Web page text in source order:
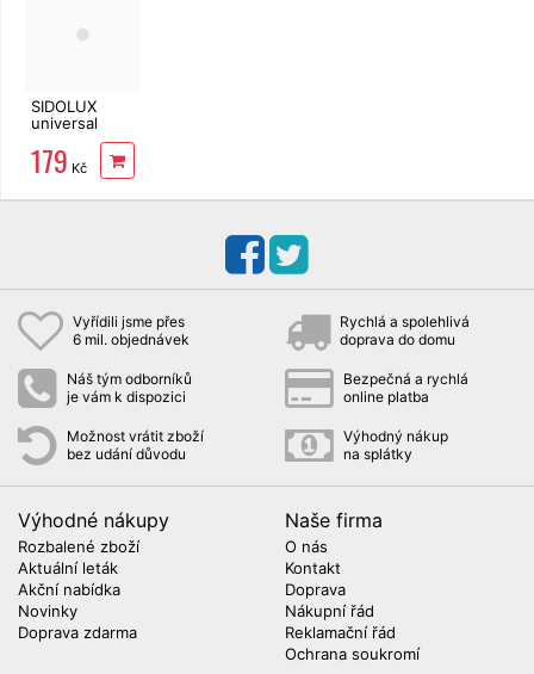
SIDOLUX
universal
Fresh Lemon
5 l
179 Kč
Vyřídili jsme přes
6 mil. objednávek
Rychlá a spolehlivá
doprava do domu
Náš tým odborníků
je vám k dispozici
Bezpečná a rychlá
online platba
Možnost vrátit zboží
bez udání důvodu
Výhodný nákup
na splátky
Výhodné nákupy
Rozbalené zboží
Aktuální leták
Akční nabídka
Novinky
Doprava zdarma
Naše firma
O nás
Kontakt
Doprava
Nákupní řád
Reklamační řád
Ochrana soukromí